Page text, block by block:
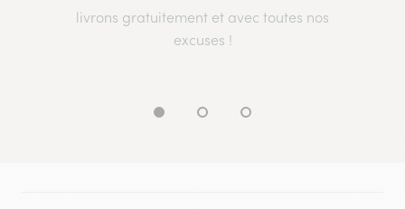
livrons gratuitement et avec toutes nos
excuses !